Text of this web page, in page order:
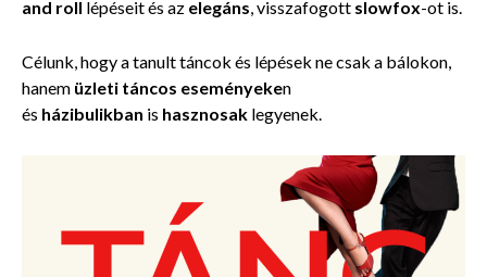
and roll lépéseit és az elegáns, visszafogott slowfox-ot is.
Célunk, hogy a tanult táncok és lépések ne csak a bálokon,
hanem üzleti táncos eseményeken
és házibulikban is hasznosak legyenek.